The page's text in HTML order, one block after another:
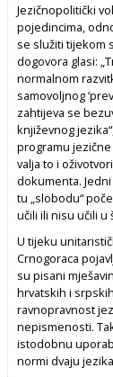
Jezičnopolitički
pojedincima,
se služiti tijekom
dogovora glasi:
normalnom
samovoljnog
zahtijeva se
književnog
programu jezične
valja to i
dokumenta.
tu „slobodu“
učili ili nisu učili u
U tijeku
Crnogoraca
su pisani
hrvatskih i
ravnopravnost
nepismenosti.
istodobnu
normi dvaju